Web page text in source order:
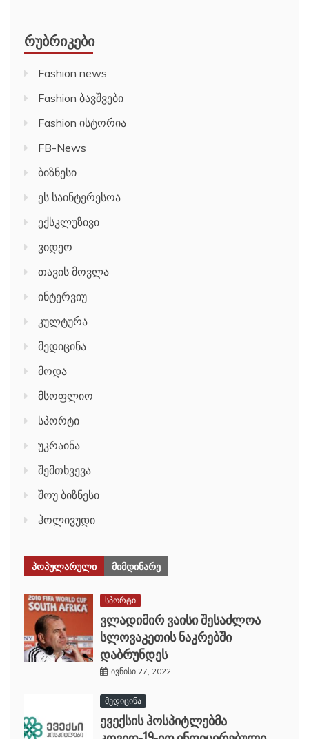
ᲠᲣᲑᲠᲘᲙᲔᲑᲘ
Fashion news
Fashion ბავშვები
Fashion ისტორია
FB-News
ბიზნესი
ეს საინტერესოა
ექსკლუზივი
ვიდეო
თავის მოვლა
ინტერვიუ
კულტურა
მედიცინა
მოდა
მსოფლიო
სპორტი
უკრაინა
შემთხვევა
შოუ ბიზნესი
ჰოლივუდი
ᲞᲝᲞᲣᲚᲐᲠᲣᲚᲘ ᲛᲘᲛᲓᲘᲜᲐᲠᲔ
სპორტი
ვლადიმირ ვაისი შესაძლოა
სლოვაკეთის ნაკრებში
დაბრუნდეს
ივნისი 27, 2022
მედიცინა
ევექსის ჰოსპიტლებმა